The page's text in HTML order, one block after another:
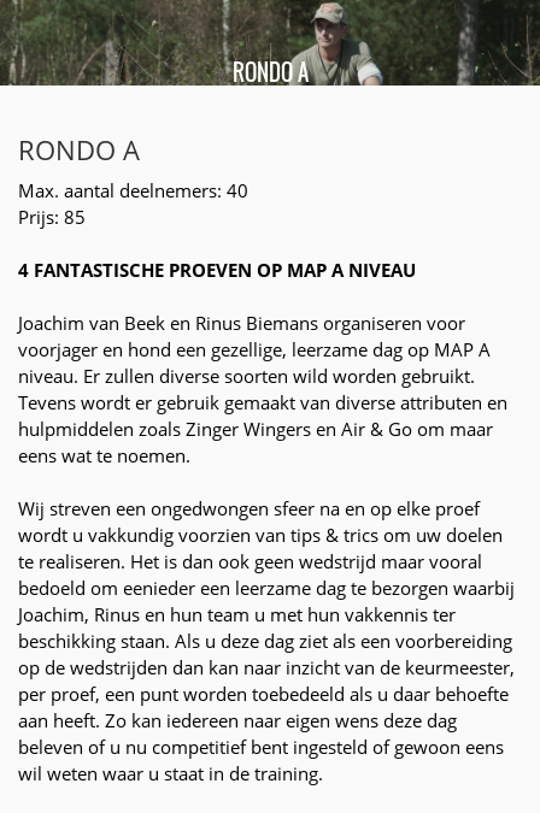
RONDO A
RONDO A
Max. aantal deelnemers: 40
Prijs: 85
4 FANTASTISCHE PROEVEN OP MAP A NIVEAU
Joachim van Beek en Rinus Biemans organiseren voor
voorjager en hond een gezellige, leerzame dag op MAP A
niveau. Er zullen diverse soorten wild worden gebruikt.
Tevens wordt er gebruik gemaakt van diverse attributen en
hulpmiddelen zoals Zinger Wingers en Air & Go om maar
eens wat te noemen.
Wij streven een ongedwongen sfeer na en op elke proef
wordt u vakkundig voorzien van tips & trics om uw doelen
te realiseren. Het is dan ook geen wedstrijd maar vooral
bedoeld om eenieder een leerzame dag te bezorgen waarbij
Joachim, Rinus en hun team u met hun vakkennis ter
beschikking staan. Als u deze dag ziet als een voorbereiding
op de wedstrijden dan kan naar inzicht van de keurmeester,
per proef, een punt worden toebedeeld als u daar behoefte
aan heeft. Zo kan iedereen naar eigen wens deze dag
beleven of u nu competitief bent ingesteld of gewoon eens
wil weten waar u staat in de training.